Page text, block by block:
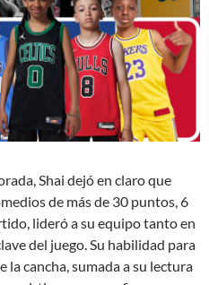
Shai dejó en claro que
de más de 30 puntos, 6
lideró a su equipo tanto en
del juego. Su habilidad para
la cancha, sumada a su lectura